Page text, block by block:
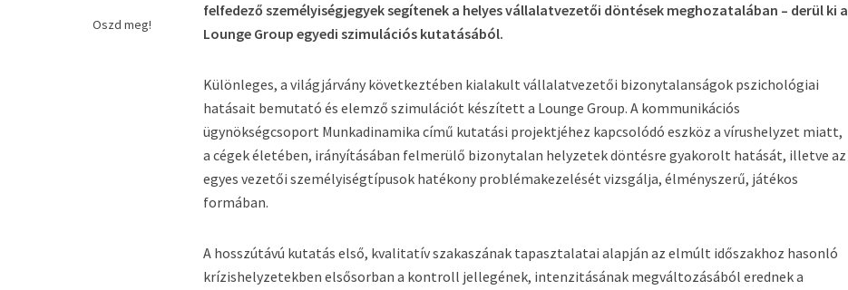
Oszd meg!
felfedező személyiségjegyek segítenek a helyes vállalatvezetői döntések meghozatalában – derül ki a
Lounge Group egyedi szimulációs kutatásából.
Különleges, a világjárvány következtében kialakult vállalatvezetői bizonytalanságok pszichológiai
hatásait bemutató és elemző szimulációt készített a Lounge Group. A kommunikációs
ügynökségcsoport Munkadinamika című kutatási projektjéhez kapcsolódó eszköz a vírushelyzet miatt,
a cégek életében, irányításában felmerülő bizonytalan helyzetek döntésre gyakorolt hatását, illetve az
egyes vezetői személyiségtípusok hatékony problémakezelését vizsgálja, élményszerű, játékos
formában.
A hosszútávú kutatás első, kvalitatív szakaszának tapasztalatai alapján az elmúlt időszakhoz hasonló
krízishelyzetekben elsősorban a kontroll jellegének, intenzitásának megváltozásából erednek a